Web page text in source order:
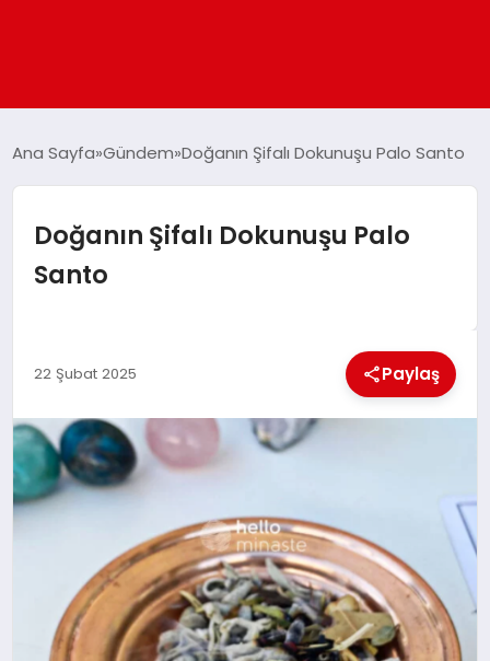
DÜNYA
MAGAZIN
SIYASET
Ana Sayfa Gündem Doğanın Şifalı Dokunuşu Palo Santo
Doğanın Şifalı Dokunuşu Palo
Santo
22 Şubat 2025 Paylaş